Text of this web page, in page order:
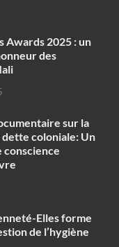
Awards 2025 : un
des
sur la
coloniale: Un
conscience
Elles forme
de l’hygiène